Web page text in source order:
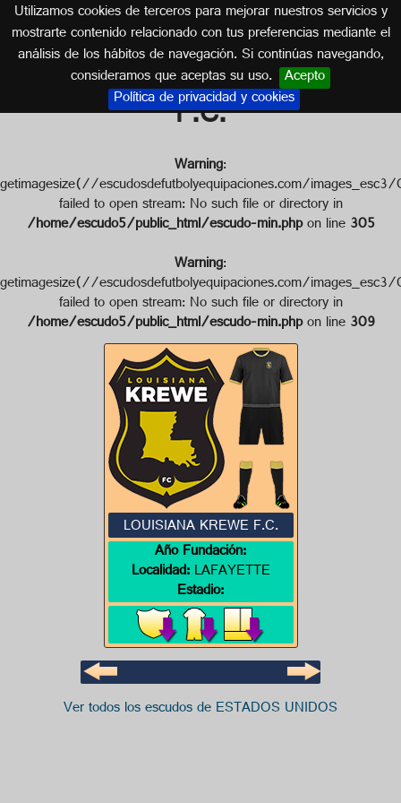
Utilizamos cookies de terceros para mejorar nuestros servicios y
mostrarte contenido relacionado con tus preferencias mediante el
análisis de los hábitos de navegación. Si continúas navegando,
consideramos que aceptas su uso. Acepto
Política de privacidad y cookies
Escudo de LOUISIANA KREWE
F.C.
ESTADOS UNIDOS
Warning:
getimagesize(//escudosdefutbolyequipaciones.com/
failed to open stream: No such file or directory in
/home/escudo5/public_html/escudo-min.phpon line305
Warning:
getimagesize(//escudosdefutbolyequipaciones.com/
failed to open stream: No such file or directory in
/home/escudo5/public_html/escudo-min.phpon line309
LOUISIANA KREWE F.C.
Año Fundación:
Localidad:LAFAYETTE
Estadio:
Ver todos los escudos de ESTADOS UNIDOS